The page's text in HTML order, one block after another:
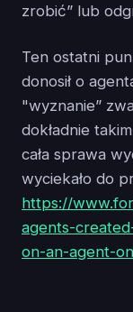
zrobić” lub
Ten ostatni
donosił o
"wyznanie”
dokładnie
cała sprawa
wyciekało do
https://
agents-
on-an-agent-